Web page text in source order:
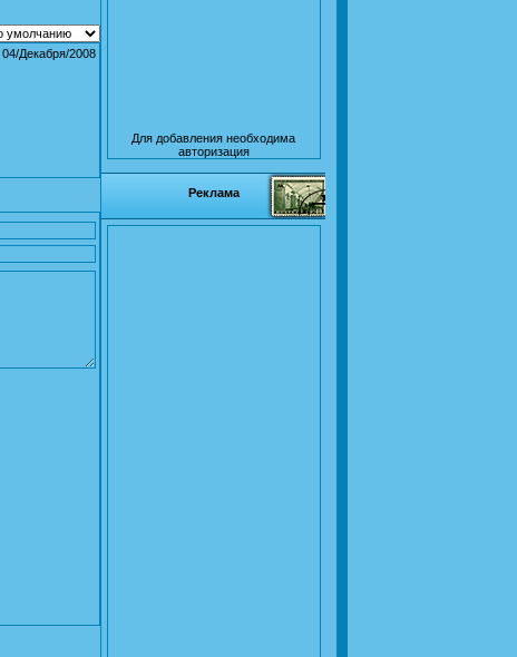
04/Декабря/2008
Для добавления необходима
авторизация
Реклама